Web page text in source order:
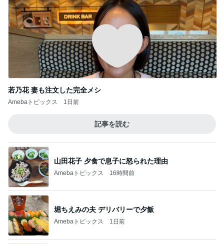
若乃花 妻も注文した完全メシ
Amebaトピックス 1日前
記事を読む
山田花子 夕食で息子に怒られた理由
Amebaトピックス 16時間前
堀ちえみの夫 デリバリーで夕飯
Amebaトピックス 1日前